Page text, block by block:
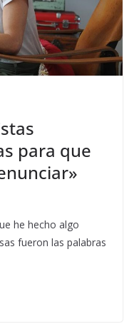
para que
he hecho algo
fueron las palabras